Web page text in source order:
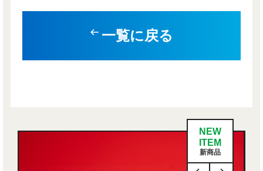
一覧に戻る
NEW
ITEM
新商品